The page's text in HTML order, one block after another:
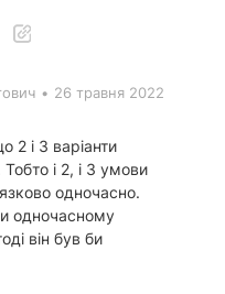
• 26 травня 2022
2 і 3 варіанти
і 2, і 3 умови
одночасно.
одночасному
він був би